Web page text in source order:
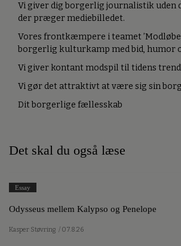
Vi giver dig borgerlig journalistik uden
der præger mediebilledet.
Vores frontkæmpere i teamet
borgerlig kulturkamp med bid, humor
Vi giver kontant modspil til tidens
Vi gør det attraktivt at være sig sin
Dit borgerlige fællesskab
Det skal du også læse
Essay
Odysseus mellem Kalypso og Penelope
Kasper Støvring / 07.8.26